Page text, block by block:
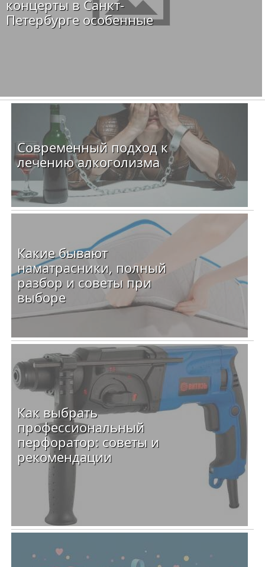
концерты в Санкт-
Петербурге особенные
Современный подход к
лечению алкоголизма
Какие бывают
наматрасники, полный
разбор и советы при
выборе
Как выбрать
профессиональный
перфоратор: советы и
рекомендации